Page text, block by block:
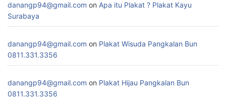
danangp94@gmail.com on Apa itu Plakat ? Plakat Kayu
Surabaya
danangp94@gmail.com on Plakat Wisuda Pangkalan Bun
0811.331.3356
danangp94@gmail.com on Plakat Hijau Pangkalan Bun
0811.331.3356